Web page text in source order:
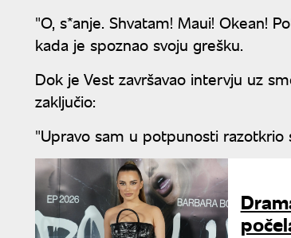
"O, s*anje. Shvatam! Maui! Okean!
kada je spoznao svoju grešku.
Dok je Vest završavao intervju uz
zaključio:
"Upravo sam u potpunosti razotkrio